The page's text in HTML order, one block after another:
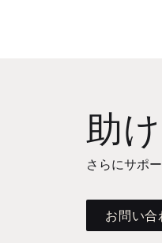
助
さらにサポ
お問い合